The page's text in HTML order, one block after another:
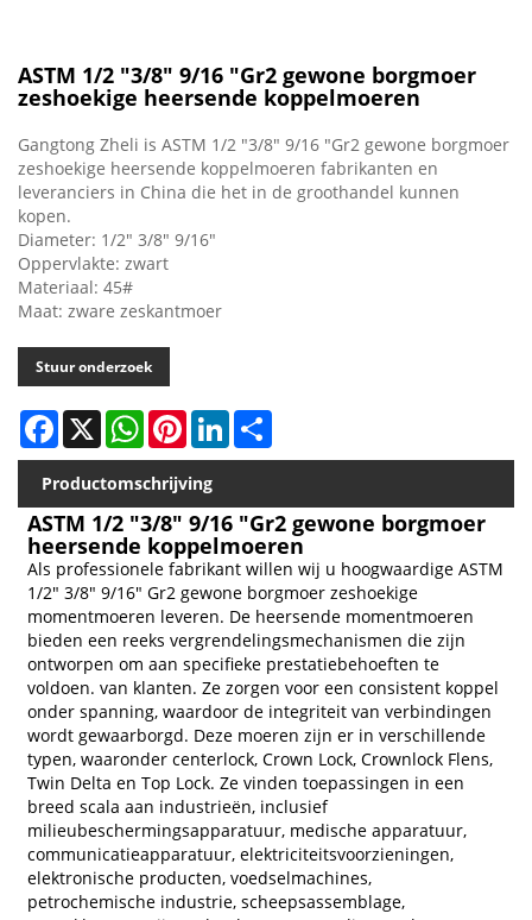
ASTM 1/2 "3/8" 9/16 "Gr2 gewone borgmoer
zeshoekige heersende koppelmoeren
Gangtong Zheli is ASTM 1/2 "3/8" 9/16 "Gr2 gewone borgmoer
zeshoekige heersende koppelmoeren fabrikanten en
leveranciers in China die het in de groothandel kunnen
kopen.
Diameter: 1/2" 3/8" 9/16"
Oppervlakte: zwart
Materiaal: 45#
Maat: zware zeskantmoer
Stuur onderzoek
Facebook
X WhatsAppPinterestLinkedIn
Productomschrijving
ASTM 1/2 "3/8" 9/16 "Gr2 gewone borgmoer
heersende koppelmoeren
Als professionele fabrikant willen wij u hoogwaardige ASTM
1/2" 3/8" 9/16" Gr2 gewone borgmoer zeshoekige
momentmoeren leveren. De heersende momentmoeren
bieden een reeks vergrendelingsmechanismen die zijn
ontworpen om aan specifieke prestatiebehoeften te
voldoen. van klanten. Ze zorgen voor een consistent koppel
onder spanning, waardoor de integriteit van verbindingen
wordt gewaarborgd. Deze moeren zijn er in verschillende
typen, waaronder centerlock, Crown Lock, Crownlock Flens,
Twin Delta en Top Lock. Ze vinden toepassingen in een
breed scala aan industrieën, inclusief
milieubeschermingsapparatuur, medische apparatuur,
communicatieapparatuur, elektriciteitsvoorzieningen,
elektronische producten, voedselmachines,
petrochemische industrie, scheepsassemblage,